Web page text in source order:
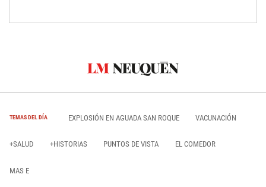
TEMAS DEL DÍA EXPLOSIÓN EN AGUADA SAN ROQUE VACUNACIÓN
+SALUD +HISTORIAS PUNTOS DE VISTA EL COMEDOR
MAS E